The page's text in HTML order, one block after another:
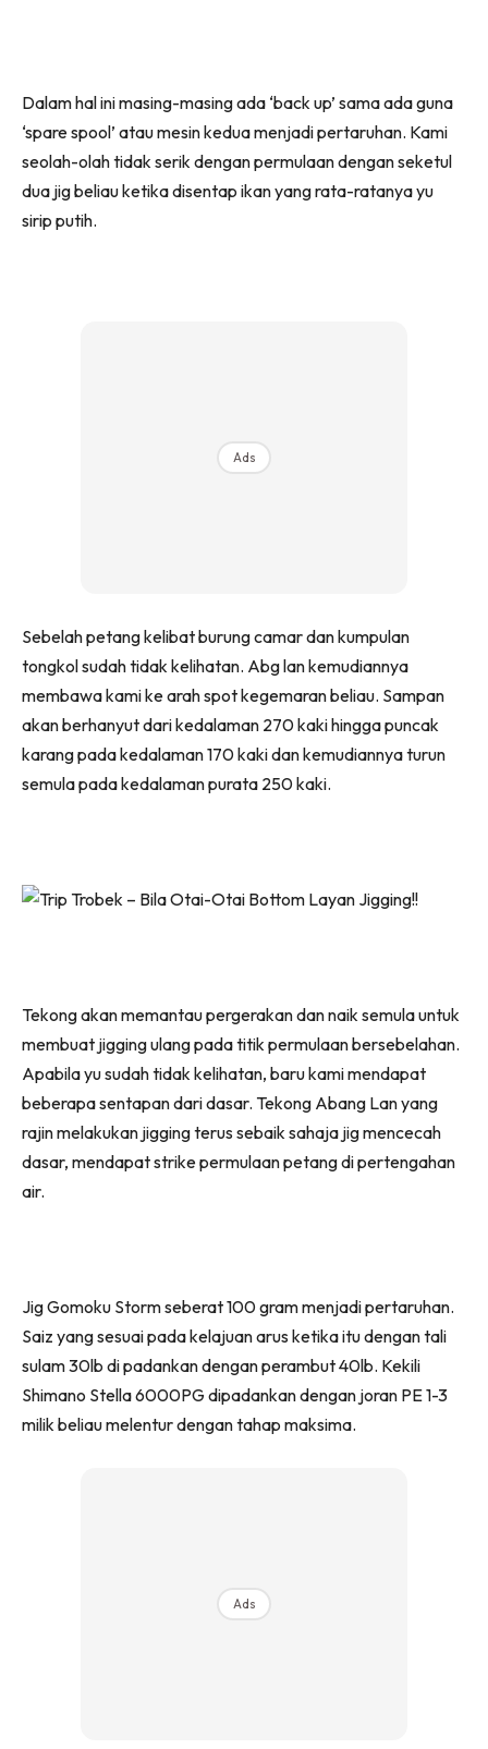
Dalam hal ini masing-masing ada ‘back up’ sama ada guna
‘spare spool’ atau mesin kedua menjadi pertaruhan. Kami
seolah-olah tidak serik dengan permulaan dengan seketul
dua jig beliau ketika disentap ikan yang rata-ratanya yu
sirip putih.
Ads
Sebelah petang kelibat burung camar dan kumpulan
tongkol sudah tidak kelihatan. Abg lan kemudiannya
membawa kami ke arah spot kegemaran beliau. Sampan
akan berhanyut dari kedalaman 270 kaki hingga puncak
karang pada kedalaman 170 kaki dan kemudiannya turun
semula pada kedalaman purata 250 kaki.
Tekong akan memantau pergerakan dan naik semula untuk
membuat jigging ulang pada titik permulaan bersebelahan.
Apabila yu sudah tidak kelihatan, baru kami mendapat
beberapa sentapan dari dasar. Tekong Abang Lan yang
rajin melakukan jigging terus sebaik sahaja jig mencecah
dasar, mendapat strike permulaan petang di pertengahan
air.
Jig Gomoku Storm seberat 100 gram menjadi pertaruhan.
Saiz yang sesuai pada kelajuan arus ketika itu dengan tali
sulam 30lb di padankan dengan perambut 40lb. Kekili
Shimano Stella 6000PG dipadankan dengan joran PE 1-3
milik beliau melentur dengan tahap maksima.
Ads